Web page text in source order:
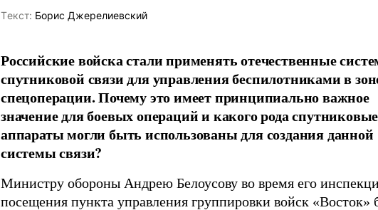
Tекст: Борис Джерелиевский
Российские войска стали применять отечественные
спутниковой связи для управления беспилотниками в
спецоперации. Почему это имеет принципиально важное
значение для боевых операций и какого рода спутниковые
аппараты могли быть использованы для создания данной
системы связи?
Министру обороны Андрею Белоусову во время его
посещения пункта управления группировки войск «Восток»